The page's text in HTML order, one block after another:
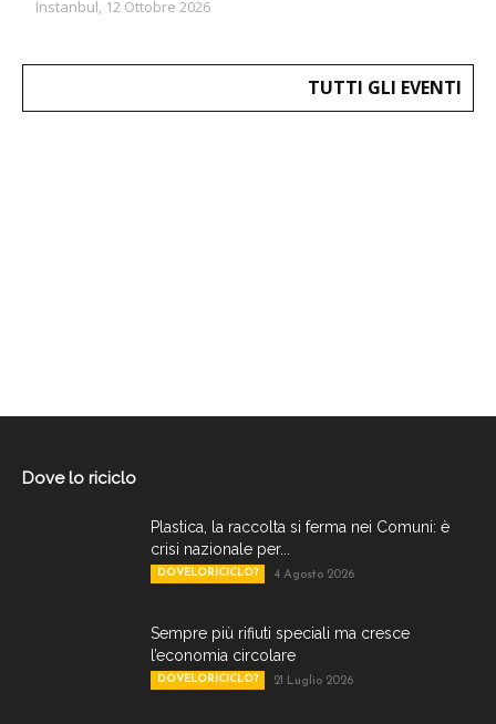
Instanbul, 12 Ottobre 2026
TUTTI GLI EVENTI
Dove lo riciclo
Plastica, la raccolta si ferma nei Comuni: è
crisi nazionale per...
DOVELORICICLO? 4 Agosto 2026
Sempre più rifiuti speciali ma cresce
l’economia circolare
DOVELORICICLO? 21 Luglio 2026